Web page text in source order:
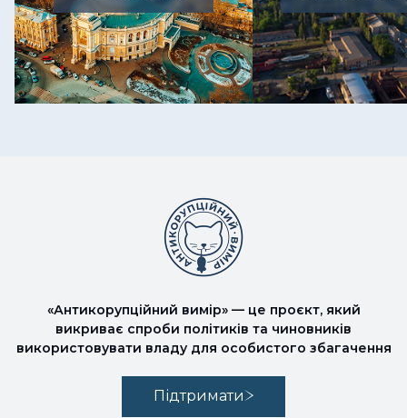
«Антикорупційний вимір» — це проєкт, який
викриває спроби політиків та чиновників
використовувати владу для особистого збагачення
Підтримати